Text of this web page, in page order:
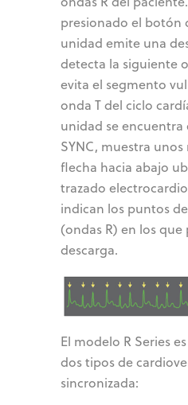
presionado el botón
unidad emite una
detecta la siguiente
evita el segmento
onda T del ciclo
unidad se
SYNC, muestra
flecha hacia abajo
trazado
indican los puntos
(ondas R) en los
descarga.
El modelo R Series
dos tipos de
sincronizada: